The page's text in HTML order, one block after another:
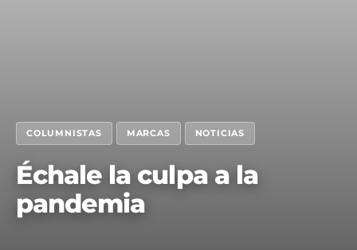
COLUMNISTAS MARCAS NOTICIAS
Échale la culpa a la
pandemia